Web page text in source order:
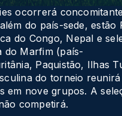
ocorrerá
do país-sede, estão
do Congo, Nepal e
do Marfim (país-
Paquistão, Ilhas
do torneio
em nove grupos. A
competirá.